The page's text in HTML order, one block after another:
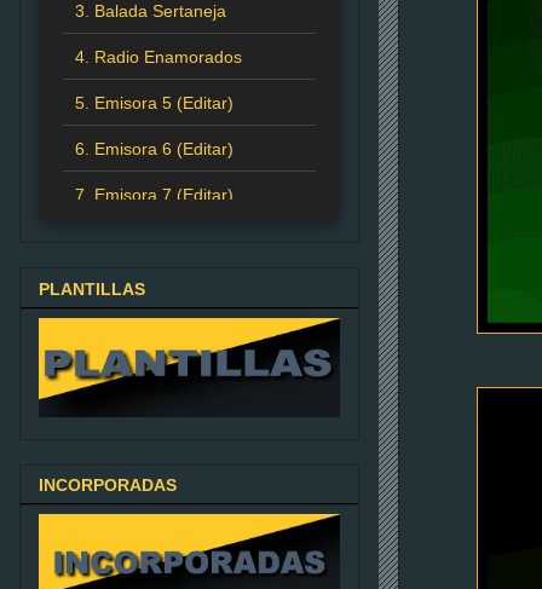
3. Balada Sertaneja
4. Radio Enamorados
5. Emisora 5 (Editar)
6. Emisora 6 (Editar)
7. Emisora 7 (Editar)
PLANTILLAS
INCORPORADAS